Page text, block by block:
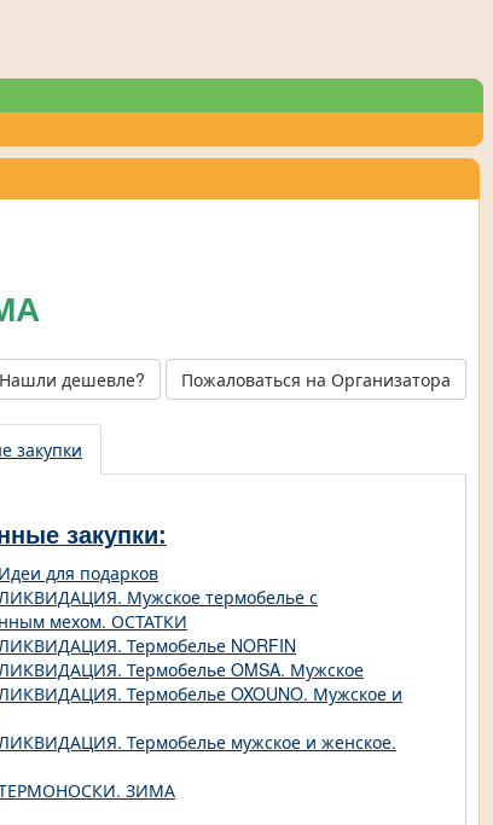
Нашли дешевле? Пожаловаться на Организатора
закупки
закупки:
для подарков
Мужское термобелье с
мехом. ОСТАТКИ
Термобелье NORFIN
Термобелье OMSA. Мужское
Термобелье OXOUNO. Мужское и
Термобелье мужское и женское.
ТЕРМОНОСКИ. ЗИМА